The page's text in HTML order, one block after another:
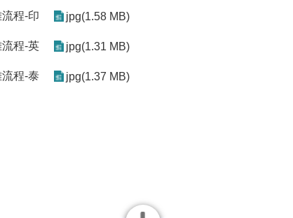
程-印 jpg(1.58 MB)
程-英 jpg(1.31 MB)
程-泰 jpg(1.37 MB)